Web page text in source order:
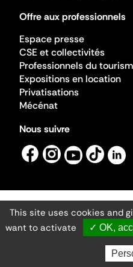
Offre aux professionnels
Espace presse
CSE et collectivités
Professionnels du
Expositions en location
Privatisations
Mécénat
Nous suivre
Gestion
Ministère de
- Cité de
This site uses cookies and
want to activate
✓ OK,